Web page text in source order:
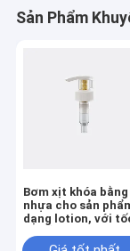
Sản Phẩm
Bơm xịt khóa bằng
nhựa cho sản
dạng lotion, với
dùng cho chuyên